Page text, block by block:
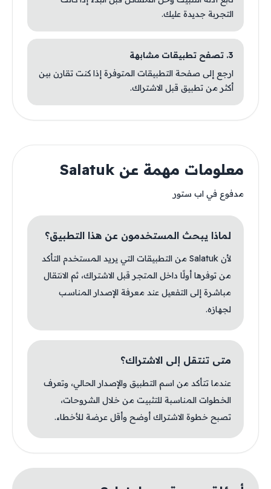
التجربة جديدة عليك.
3. تصفح تطبيقات مشابهة
ارجع إلى صفحة التطبيقات المتوفرة إذا كنت تقارن بين
أكثر من تطبيق قبل الاشتراك.
معلومات مهمة عن Salatuk
مدفوع في اب ستور
لماذا يبحث المستخدمون عن هذا التطبيق؟
لأن Salatuk من التطبيقات التي يريد المستخدم التأكد
من توفرها أولًا داخل المتجر قبل الاشتراك، ثم الانتقال
مباشرة إلى التفعيل عند معرفة الإصدار المناسب
لجهازه.
متى تنتقل إلى الاشتراك؟
عندما تتأكد من اسم التطبيق والإصدار الحالي، وتعرف
الخطوات المناسبة للتثبيت من خلال الشروحات،
تصبح خطوة الاشتراك أوضح وأقل عرضة للأخطاء.